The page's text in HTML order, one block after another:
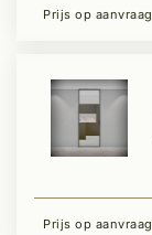
Prijs op aanvraag
Prijs op aanvraag